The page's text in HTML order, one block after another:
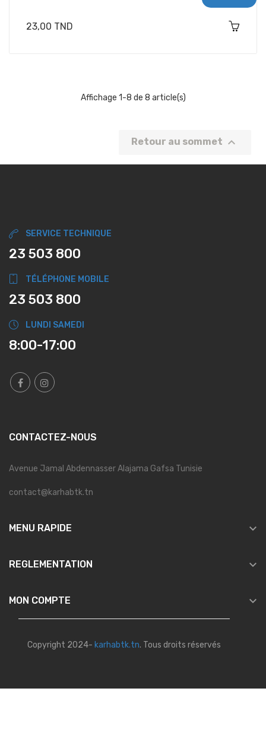
Prix
23,00 TND
Affichage 1-8 de 8 article(s)
Retour au sommet 
SERVICE TECHNIQUE
23 503 800
TÉLÉPHONE MOBILE
23 503 800
LUNDI SAMEDI
8:00-17:00
CONTACTEZ-NOUS
Avenue Jamal Abdennasser Alajama Gafsa Tunisie
contact@karhabtk.tn
MENU RAPIDE 
REGLEMENTATION 
MON COMPTE 
Copyright 2024- karhabtk.tn. Tous droits réservés